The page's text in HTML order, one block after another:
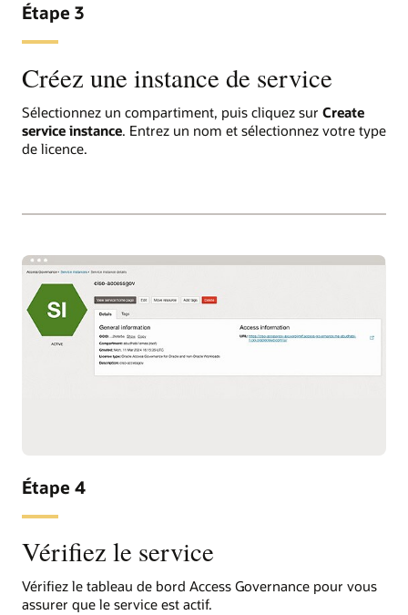
Étape 3
Créez une instance de service
Sélectionnez un compartiment, puis cliquez sur Create
service instance. Entrez un nom et sélectionnez votre type
de licence.
Étape 4
Vérifiez le service
Vérifiez le tableau de bord Access Governance pour vous
assurer que le service est actif.